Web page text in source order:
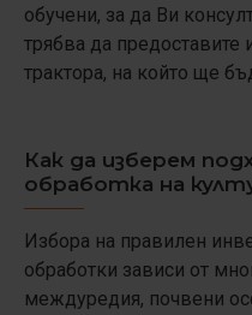
обучени, за да Ви
трябва да
трактора, на който ще
Как да изберем
обработка на
Избора на правилен
обработки зависи от
междуредия, почвени